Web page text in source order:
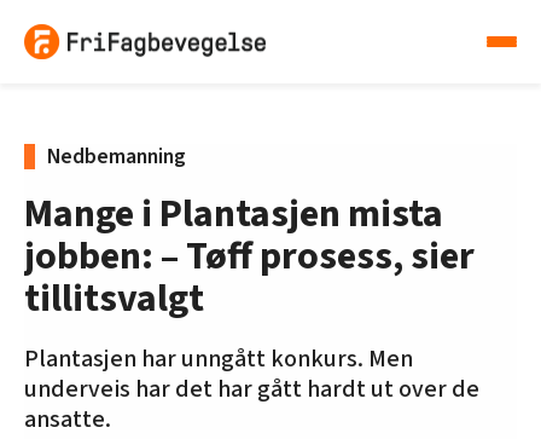
Nedbemanning
Mange i Plantasjen mista
jobben: – Tøff prosess, sier
tillitsvalgt
Plantasjen har unngått konkurs. Men
underveis har det har gått hardt ut over de
ansatte.